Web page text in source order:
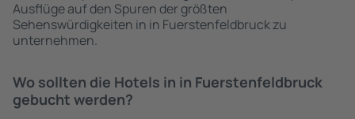
Ausflüge auf den Spuren der größten
Sehenswürdigkeiten in in Fuerstenfeldbruck zu
unternehmen.
Wo sollten die Hotels in in Fuerstenfeldbruck
gebucht werden?